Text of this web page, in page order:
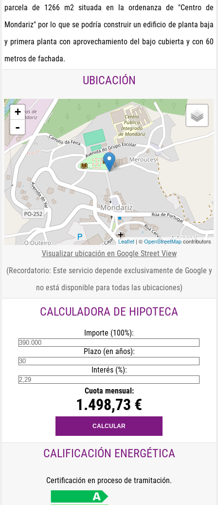
parcela de 1266 m2 situada en la ordenanza de "Centro de
Mondariz" por lo que se podría construir un edificio de planta baja
y primera planta con aprovechamiento del bajo cubierta y con 60
metros de fachada.
UBICACIÓN
+
-
Leaflet | ©OpenStreetMapcontributors
Visualizar ubicación en Google Street View
(Recordatorio: Este servicio depende exclusivamente de Google y
no está disponible para todas las ubicaciones)
CALCULADORA DE HIPOTECA
Importe (100%):
Plazo (en años):
Interés (%):
Cuota mensual:
1.498,73 €
CALIFICACIÓN ENERGÉTICA
Certificación en proceso de tramitación.